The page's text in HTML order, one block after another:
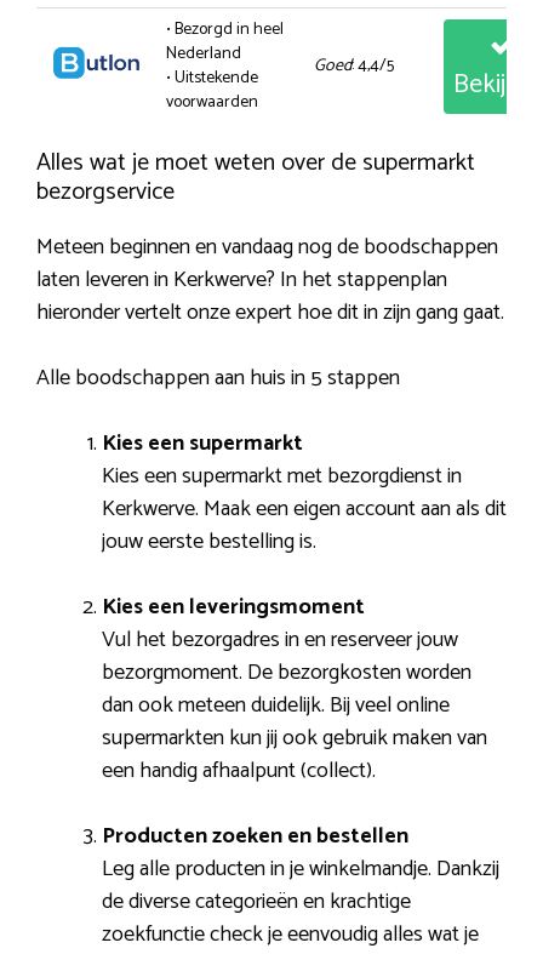
• Bezorgd in heel
Nederland
• Uitstekende
voorwaarden
Goed: 4,4/5
Alles wat je moet weten over de supermarkt
bezorgservice
Meteen beginnen en vandaag nog de boodschappen
laten leveren in Kerkwerve? In het stappenplan
hieronder vertelt onze expert hoe dit in zijn gang gaat.
Alle boodschappen aan huis in 5 stappen
Kies een supermarkt
Kies een supermarkt met bezorgdienst in
Kerkwerve. Maak een eigen account aan als dit
jouw eerste bestelling is.
Kies een leveringsmoment
Vul het bezorgadres in en reserveer jouw
bezorgmoment. De bezorgkosten worden
dan ook meteen duidelijk. Bij veel online
supermarkten kun jij ook gebruik maken van
een handig afhaalpunt (collect).
Producten zoeken en bestellen
Leg alle producten in je winkelmandje. Dankzij
de diverse categorieën en krachtige
zoekfunctie check je eenvoudig alles wat je